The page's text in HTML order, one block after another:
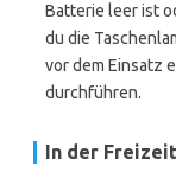
Batterie leer ist
du die
vor dem Einsatz
durchführen.
In der Freizeit